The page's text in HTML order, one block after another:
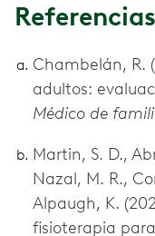
Referencias
Chambelán, R.
adultos:
Médico de
Martin, S. D.,
Nazal, M. R.,
Alpaugh, K.
fisioterapia